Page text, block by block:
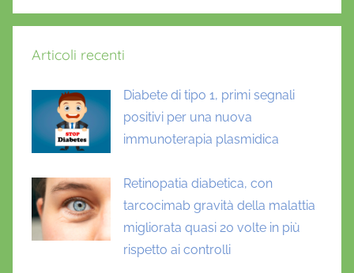
Articoli recenti
Diabete di tipo 1, primi segnali
positivi per una nuova
immunoterapia plasmidica
Retinopatia diabetica, con
tarcocimab gravità della malattia
migliorata quasi 20 volte in più
rispetto ai controlli